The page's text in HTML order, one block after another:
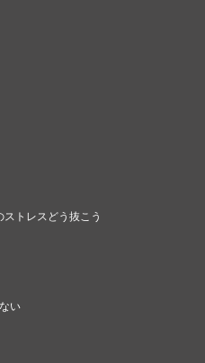
トレスどう抜こう
い